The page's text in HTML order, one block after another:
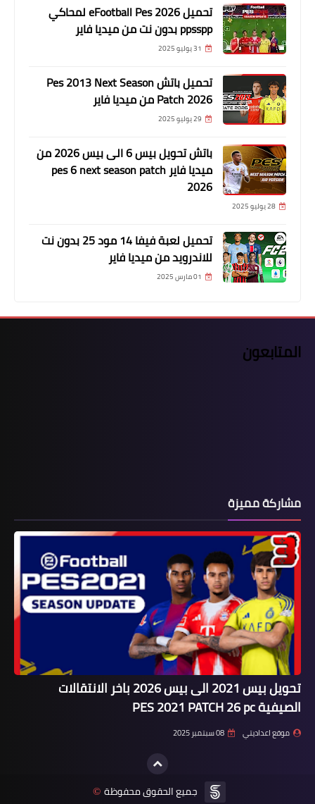
تحميل eFootball Pes 2026 لمحاكي
ppsspp بدون نت من ميديا فاير
31 يوليو 2025
تحميل باتش Pes 2013 Next Season
Patch 2026 من ميديا فاير
29 يوليو 2025
باتش تحويل بيس 6 الى بيس 2026 من
ميديا فاير pes 6 next season patch
2026
28 يوليو 2025
تحميل لعبة فيفا 14 مود 25 بدون نت
للاندرويد من ميديا فاير
01 مارس 2025
المتابعون
مشاركة مميزة
تحويل بيس 2021 الى بيس 2026 باخر الانتقالات
الصيفية PES 2021 PATCH 26 pc
موقع اعداديتي 08 سبتمبر 2025
جميع الحقوق محفوظة ©